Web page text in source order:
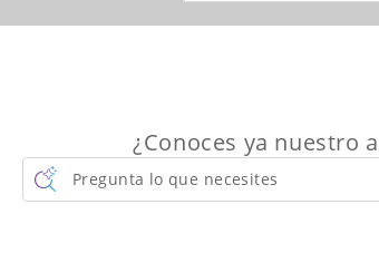
¿Conoces ya nuestro
Pregunta lo que necesites